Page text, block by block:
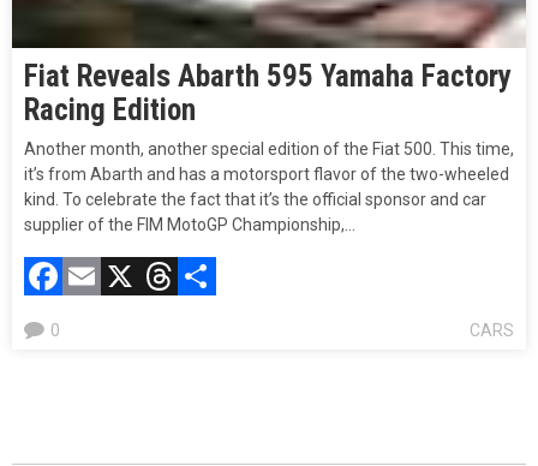
Fiat Reveals Abarth 595 Yamaha Factory
Racing Edition
Another month, another special edition of the Fiat 500. This time,
it’s from Abarth and has a motorsport flavor of the two-wheeled
kind. To celebrate the fact that it’s the official sponsor and car
supplier of the FIM MotoGP Championship,…
Facebook
Email
X Threads
CARS
0